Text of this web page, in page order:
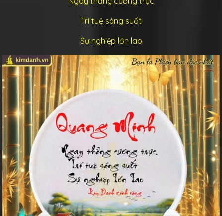
Trí tuệ sáng suốt
Sự nghiệp lớn lao